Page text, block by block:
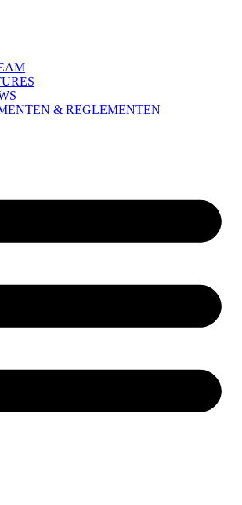
& REGLEMENTEN